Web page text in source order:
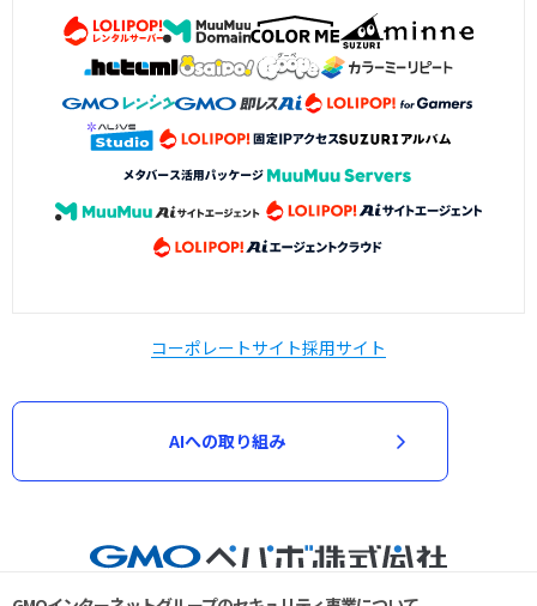
コーポレートサイト採用サイト
AIへの取り組み